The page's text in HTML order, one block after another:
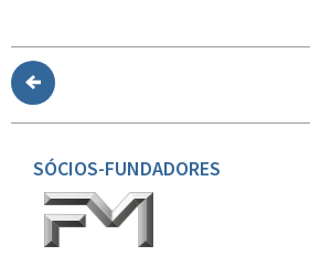
SÓCIOS-FUNDADORES